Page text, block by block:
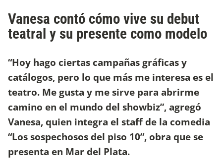
Vanesa contó cómo vive su debut
teatral y su presente como modelo
“Hoy hago ciertas campañas gráficas y
catálogos, pero lo que más me interesa es el
teatro. Me gusta y me sirve para abrirme
camino en el mundo del showbiz”, agregó
Vanesa, quien integra el staff de la comedia
“Los sospechosos del piso 10”, obra que se
presenta en Mar del Plata.